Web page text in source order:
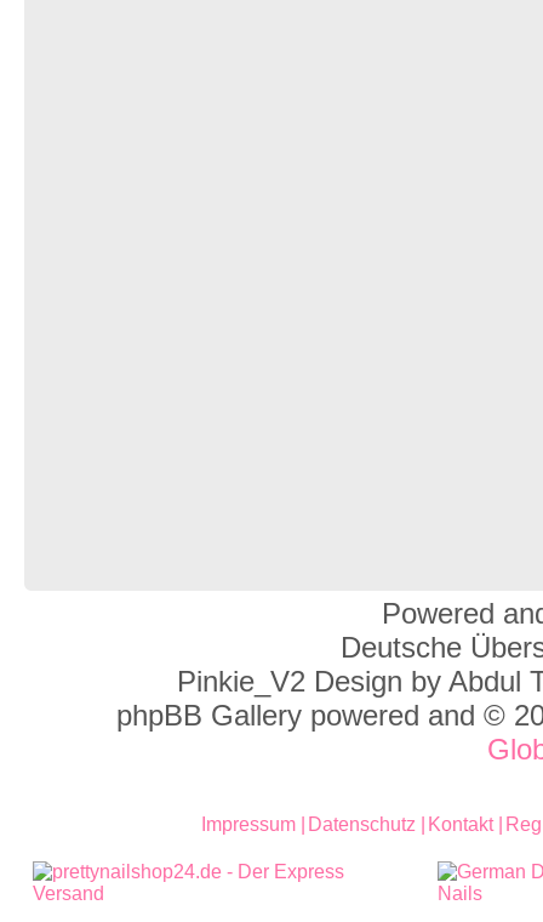
Powered
Deutsche
Pinkie_V2 Design by Abdul
phpBB Gallery powered and ©
Impressum | Datenschutz | Kontakt |